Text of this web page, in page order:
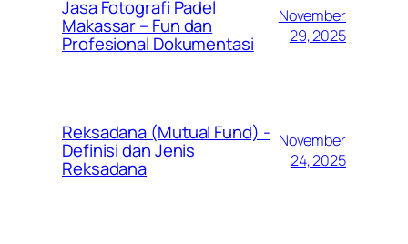
Jasa Fotografi Padel
Makassar – Fun dan
Profesional Dokumentasi
November
29, 2025
Reksadana (Mutual Fund) -
Definisi dan Jenis
Reksadana
November
24, 2025